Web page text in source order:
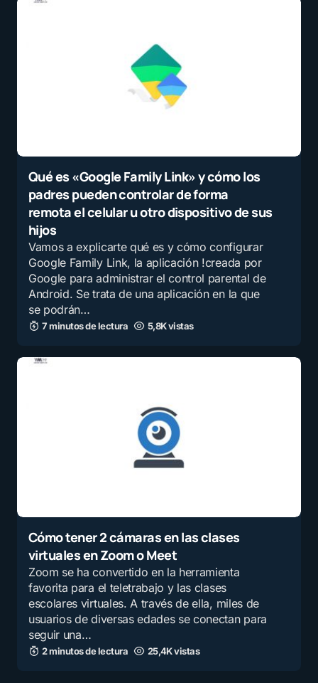
Qué es «Google Family Link» y cómo los
padres pueden controlar de forma
remota el celular u otro dispositivo de sus
hijos
Vamos a explicarte qué es y cómo configurar
Google Family Link, la aplicación !creada por
Google para administrar el control parental de
Android. Se trata de una aplicación en la que
se podrán…
7 minutos de lectura 5,8K vistas
Cómo tener 2 cámaras en las clases
virtuales en Zoom o Meet
Zoom se ha convertido en la herramienta
favorita para el teletrabajo y las clases
escolares virtuales. A través de ella, miles de
usuarios de diversas edades se conectan para
seguir una…
2 minutos de lectura 25,4K vistas